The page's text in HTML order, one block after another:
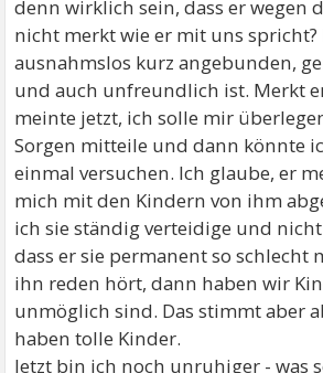
denn wirklich sein, dass er wegen
nicht merkt wie er mit uns spricht?
ausnahmslos kurz angebunden,
und auch unfreundlich ist. Merkt
meinte jetzt, ich solle mir
Sorgen mitteile und dann könnte
einmal versuchen. Ich glaube, er
mich mit den Kindern von ihm
ich sie ständig verteidige und
dass er sie permanent so schlecht
ihn reden hört, dann haben wir
unmöglich sind. Das stimmt aber
haben tolle Kinder.
Jetzt bin ich noch unruhiger - was